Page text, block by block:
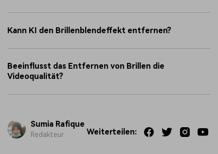
Kann KI den Brillenblendeffekt entfernen?
Beeinflusst das Entfernen von Brillen die
Videoqualität?
Sumia Rafique
Redakteur Weiterteilen: